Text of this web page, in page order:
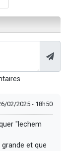
02/2025 - 18h50
"lechem
et que